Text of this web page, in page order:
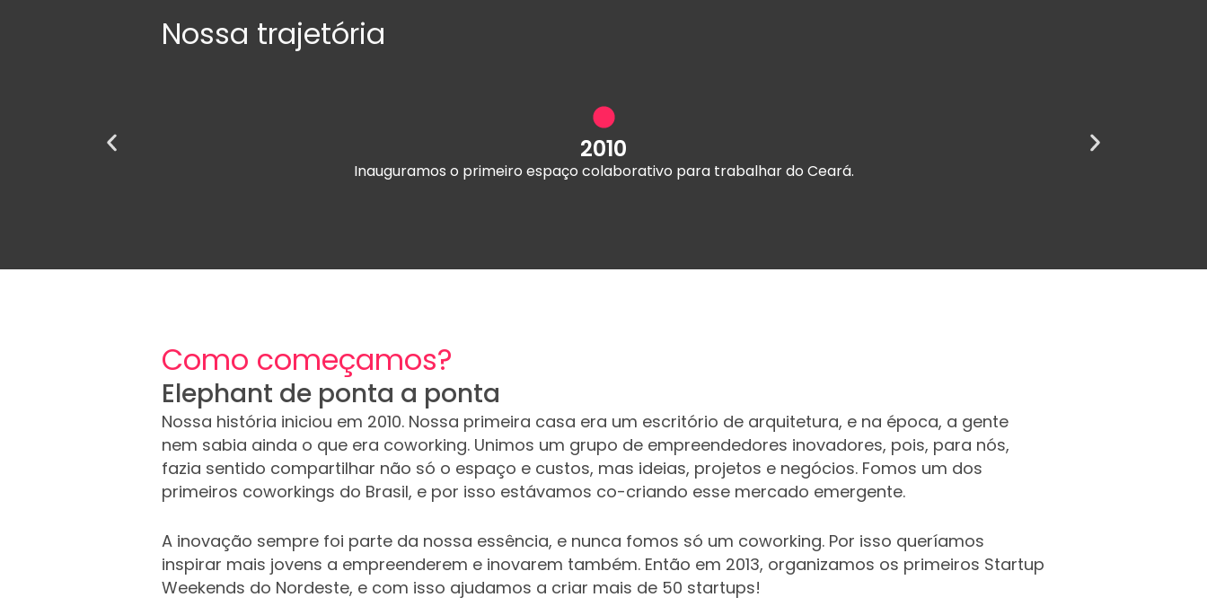
Nossa trajetória
2010
Inauguramos o primeiro espaço colaborativo para trabalhar do Ceará.
Como começamos?
Elephant de ponta a ponta
Nossa história iniciou em 2010. Nossa primeira casa era um escritório de arquitetura, e na época, a gente
nem sabia ainda o que era coworking. Unimos um grupo de empreendedores inovadores, pois, para nós,
fazia sentido compartilhar não só o espaço e custos, mas ideias, projetos e negócios. Fomos um dos
primeiros coworkings do Brasil, e por isso estávamos co-criando esse mercado emergente.
A inovação sempre foi parte da nossa essência, e nunca fomos só um coworking. Por isso queríamos
inspirar mais jovens a empreenderem e inovarem também. Então em 2013, organizamos os primeiros Startup
Weekends do Nordeste, e com isso ajudamos a criar mais de 50 startups!